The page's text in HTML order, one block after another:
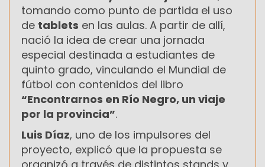
tomando como punto de partida el uso
de tablets en las aulas. A partir de allí,
nació la idea de crear una jornada
especial destinada a estudiantes de
quinto grado, vinculando el Mundial de
fútbol con contenidos del libro
“Encontrarnos en Río Negro, un viaje
por la provincia”.
Luis Díaz, uno de los impulsores del
proyecto, explicó que la propuesta se